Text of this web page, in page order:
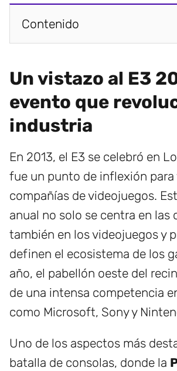
Contenido
Un vistazo al E3
evento que
industria
En 2013, el E3 se celebró en
fue un punto de inflexión para
compañías de videojuegos.
anual no solo se centra en las
también en los videojuegos y
definen el ecosistema de los
año, el pabellón oeste del
de una intensa competencia
como Microsoft, Sony y
Uno de los aspectos más
batalla de consolas, donde la